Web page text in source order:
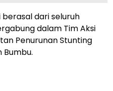
dari seluruh
dalam Tim Aksi
Penurunan Stunting
Bumbu.